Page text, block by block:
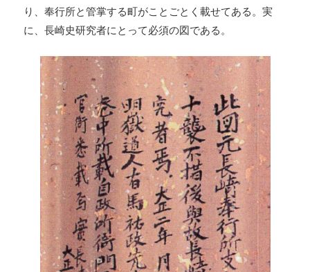
り、奉行所と管掌する町がことごとく載せてある。実
に、長崎史研究者にとって必須の図である。